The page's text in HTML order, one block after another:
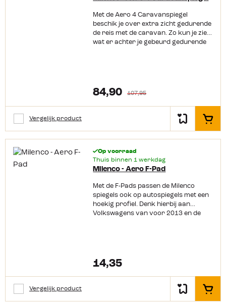
Met de Aero 4 Caravanspiegel
beschik je over extra zicht gedurende
de reis met de caravan. Zo kun je zien
wat er achter je gebeurd gedurende
Productkenmerken: Past op bijna alle
auto's, 4x4's en bestelauto's
Standaard bol glas Trillingsvrij
Inclusief opberg- draagtasje
Eenvoudig en snel te monteren
Aerodynamische vorm Worden
kg E-Keur Keurmerk
84,90 107,95
Vergelijk product In het
Op voorraad
Thuis binnen 1 werkdag
Milenco - Aero F-Pad
Met de F-Pads passen de Milenco
spiegels ook op autospiegels met een
hoekig profiel. Denk hierbij aan
Volkswagens van voor 2013 en de
14,35
Vergelijk product In het